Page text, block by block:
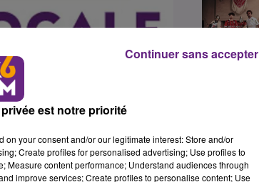
sur la place Darcy
Bourgogne-Franche-
est notre priorité
your consent and/or our legitimate interest: Store and/or
Create profiles for personalised advertising; Use profiles to
content performance; Understand audiences through
improve services; Create profiles to personalise content; Use
Continuer sans accepter